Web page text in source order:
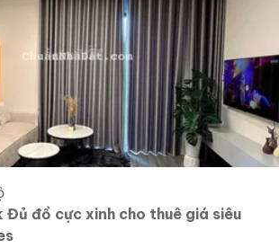
Đủ đồ cực xinh cho thuê giá siêu